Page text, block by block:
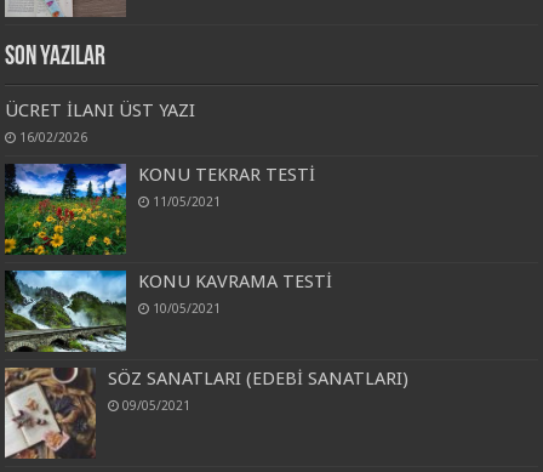
Son Yazılar
ÜCRET İLANI ÜST YAZI
16/02/2026
KONU TEKRAR TESTİ
11/05/2021
KONU KAVRAMA TESTİ
10/05/2021
SÖZ SANATLARI (EDEBİ SANATLARI)
09/05/2021